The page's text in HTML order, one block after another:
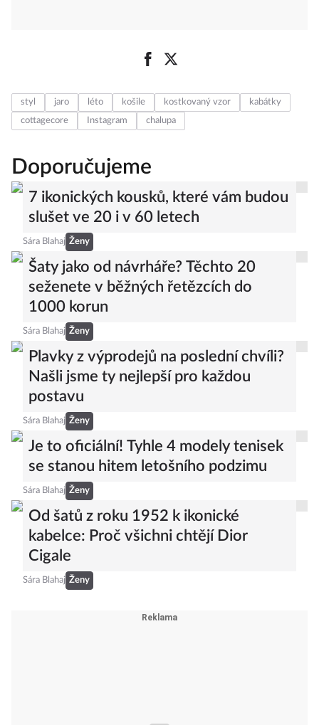
styl jaro léto košile kostkovaný vzor
kabátky
cottagecore
Instagram chalupa
Doporučujeme
7 ikonických kousků, které vám budou
slušet ve 20 i v 60 letech
Sára Blahaj Ženy
Šaty jako od návrháře? Těchto 20
seženete v běžných řetězcích do
1000 korun
Sára Blahaj Ženy
Plavky z výprodejů na poslední chvíli?
Našli jsme ty nejlepší pro každou
postavu
Sára Blahaj Ženy
Je to oficiální! Tyhle 4 modely tenisek
se stanou hitem letošního podzimu
Sára Blahaj Ženy
Od šatů z roku 1952 k ikonické
kabelce: Proč všichni chtějí Dior
Cigale
Sára Blahaj Ženy